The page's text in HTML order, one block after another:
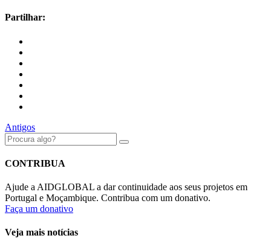
Partilhar:
Antigos
CONTRIBUA
Ajude a AIDGLOBAL a dar continuidade aos seus projetos em
Portugal e Moçambique. Contribua com um donativo.
Faça um donativo
Veja mais notícias